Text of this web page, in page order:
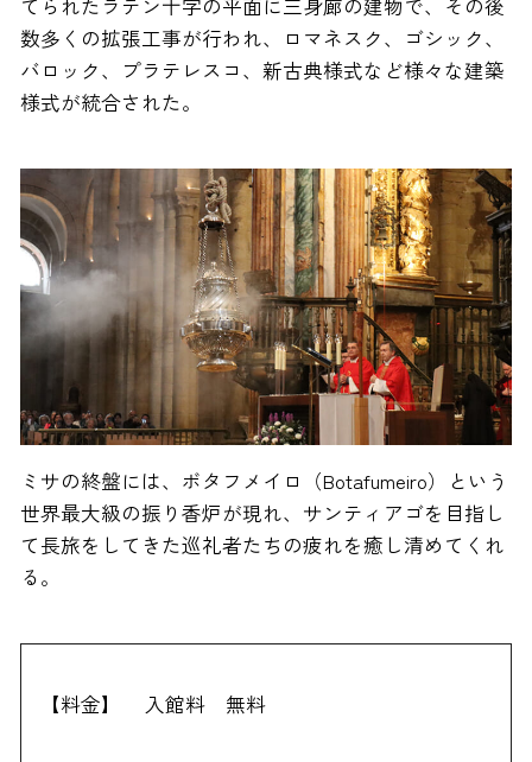
てられたラテン十字の平面に三身廊の建物で、その後
数多くの拡張工事が行われ、ロマネスク、ゴシック、
バロック、プラテレスコ、新古典様式など様々な建築
様式が統合された。
ミサの終盤には、ボタフメイロ（Botafumeiro）という
世界最大級の振り香炉が現れ、サンティアゴを目指し
て長旅をしてきた巡礼者たちの疲れを癒し清めてくれ
る。
【料金】 入館料 無料